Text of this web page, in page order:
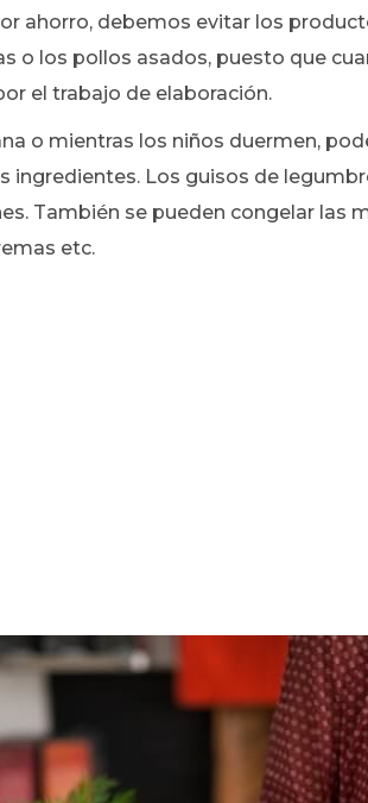
ahorro, debemos evitar los
o los pollos asados, puesto que
el trabajo de elaboración.
o mientras los niños duermen,
ingredientes. Los guisos de
También se pueden congelar las
etc.